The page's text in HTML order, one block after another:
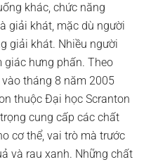
khác, chức năng
giải khát, mặc dù người
giải khát. Nhiều người
hưng phấn. Theo
tháng 8 năm 2005
thuộc Đại học Scranton
cung cấp các chất
cơ thể, vai trò mà trước
và rau xanh. Những chất